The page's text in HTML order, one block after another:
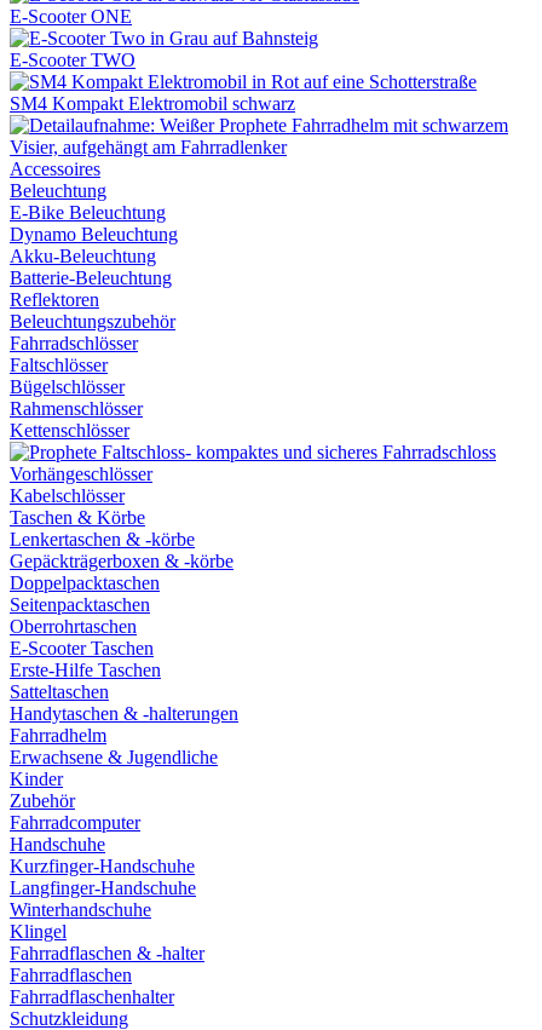
E-Scooter ONE
E-Scooter TWO
SM4 Kompakt Elektromobil schwarz
Accessoires
Beleuchtung
E-Bike Beleuchtung
Dynamo Beleuchtung
Akku-Beleuchtung
Batterie-Beleuchtung
Reflektoren
Beleuchtungszubehör
Fahrradschlösser
Faltschlösser
Bügelschlösser
Rahmenschlösser
Kettenschlösser
Vorhängeschlösser
Kabelschlösser
Taschen & Körbe
Lenkertaschen & -körbe
Gepäckträgerboxen & -körbe
Doppelpacktaschen
Seitenpacktaschen
Oberrohrtaschen
E-Scooter Taschen
Erste-Hilfe Taschen
Satteltaschen
Handytaschen & -halterungen
Fahrradhelm
Erwachsene & Jugendliche
Kinder
Zubehör
Fahrradcomputer
Handschuhe
Kurzfinger-Handschuhe
Langfinger-Handschuhe
Winterhandschuhe
Klingel
Fahrradflaschen & -halter
Fahrradflaschen
Fahrradflaschenhalter
Schutzkleidung